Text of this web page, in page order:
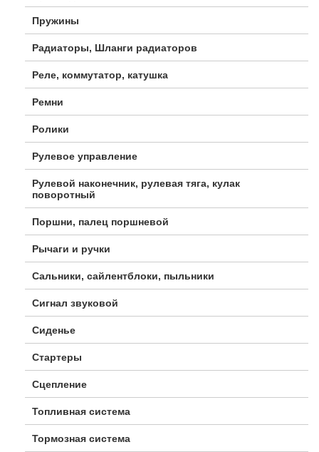
Пружины
Радиаторы, Шланги радиаторов
Реле, коммутатор, катушка
Ремни
Ролики
Рулевое управление
Рулевой наконечник, рулевая тяга, кулак
поворотный
Поршни, палец поршневой
Рычаги и ручки
Сальники, сайлентблоки, пыльники
Сигнал звуковой
Сиденье
Стартеры
Сцепление
Топливная система
Тормозная система